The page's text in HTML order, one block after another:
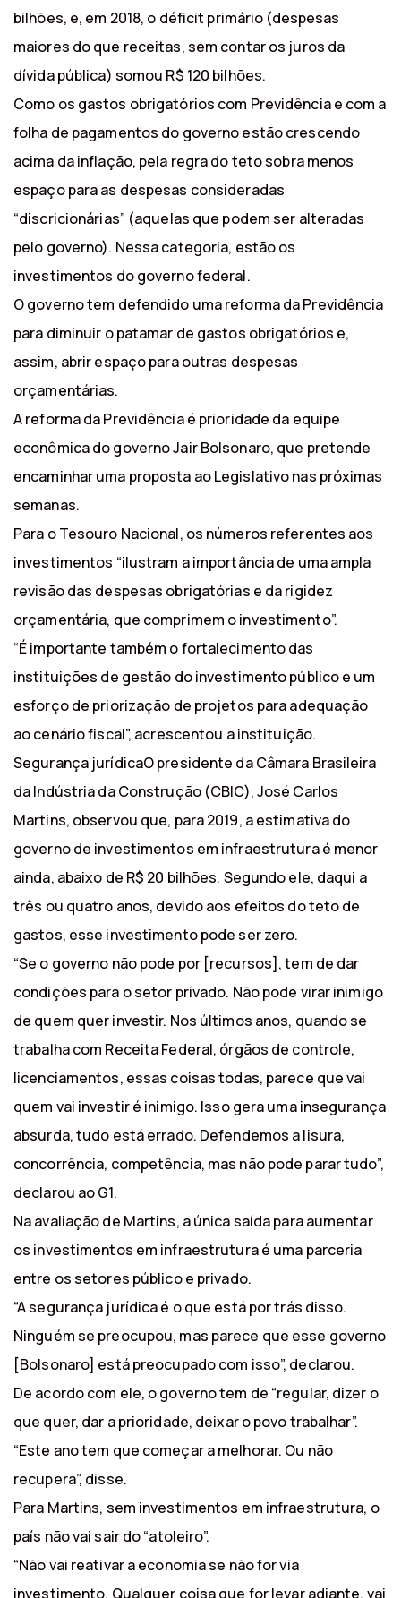
bilhões, e, em 2018, o déficit primário (despesas
maiores do que receitas, sem contar os juros da
dívida pública) somou R$ 120 bilhões.
Como os gastos obrigatórios com Previdência e com a
folha de pagamentos do governo estão crescendo
acima da inflação, pela regra do teto sobra menos
espaço para as despesas consideradas
“discricionárias” (aquelas que podem ser alteradas
pelo governo). Nessa categoria, estão os
investimentos do governo federal.
O governo tem defendido uma reforma da Previdência
para diminuir o patamar de gastos obrigatórios e,
assim, abrir espaço para outras despesas
orçamentárias.
A reforma da Previdência é prioridade da equipe
econômica do governo Jair Bolsonaro, que pretende
encaminhar uma proposta ao Legislativo nas próximas
semanas.
Para o Tesouro Nacional, os números referentes aos
investimentos “ilustram a importância de uma ampla
revisão das despesas obrigatórias e da rigidez
orçamentária, que comprimem o investimento”.
“É importante também o fortalecimento das
instituições de gestão do investimento público e um
esforço de priorização de projetos para adequação
ao cenário fiscal”, acrescentou a instituição.
Segurança jurídicaO presidente da Câmara Brasileira
da Indústria da Construção (CBIC), José Carlos
Martins, observou que, para 2019, a estimativa do
governo de investimentos em infraestrutura é menor
ainda, abaixo de R$ 20 bilhões. Segundo ele, daqui a
três ou quatro anos, devido aos efeitos do teto de
gastos, esse investimento pode ser zero.
“Se o governo não pode por [recursos], tem de dar
condições para o setor privado. Não pode virar inimigo
de quem quer investir. Nos últimos anos, quando se
trabalha com Receita Federal, órgãos de controle,
licenciamentos, essas coisas todas, parece que vai
quem vai investir é inimigo. Isso gera uma insegurança
absurda, tudo está errado. Defendemos a lisura,
concorrência, competência, mas não pode parar tudo”,
declarou ao G1.
Na avaliação de Martins, a única saída para aumentar
os investimentos em infraestrutura é uma parceria
entre os setores público e privado.
“A segurança jurídica é o que está por trás disso.
Ninguém se preocupou, mas parece que esse governo
[Bolsonaro] está preocupado com isso”, declarou.
De acordo com ele, o governo tem de “regular, dizer o
que quer, dar a prioridade, deixar o povo trabalhar”.
“Este ano tem que começar a melhorar. Ou não
recupera”, disse.
Para Martins, sem investimentos em infraestrutura, o
país não vai sair do “atoleiro”.
“Não vai reativar a economia se não for via
investimento. Qualquer coisa que for levar adiante, vai